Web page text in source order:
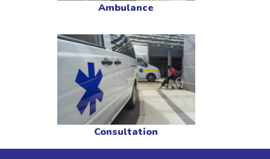
Ambulance
Consultation